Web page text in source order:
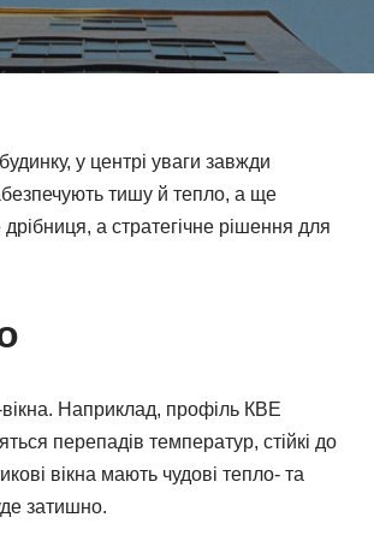
у центрі уваги завжди
тишу й тепло, а ще
а стратегічне рішення для
Наприклад, профіль КВЕ
перепадів температур, стійкі до
вікна мають чудові тепло- та
затишно.